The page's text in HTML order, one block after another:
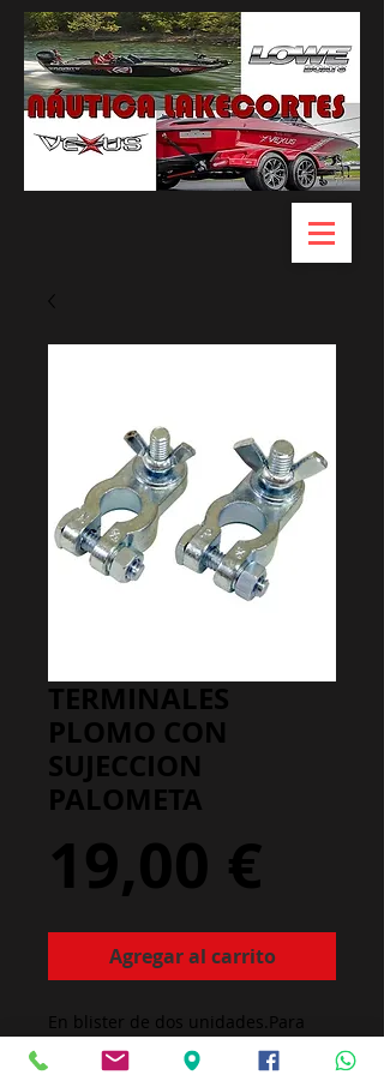
TERMINALES
PLOMO CON
SUJECCION
PALOMETA
19,00 €
Agregar al carrito
En blister de dos unidades.Para
terminal positivo y negativo. No se